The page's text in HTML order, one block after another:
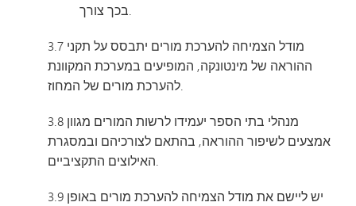
בכך צורך.
3.7 מודל הצמיחה להערכת מורים יתבסס על תקני
ההוראה של מינטונקה, המופיעים במערכת המקוונת
להערכת מורים של המחוז.
3.8 מנהלי בתי הספר יעמידו לרשות המורים מגוון
אמצעים לשיפור ההוראה, בהתאם לצורכיהם ובמסגרת
האילוצים התקציביים.
3.9 יש ליישם את מודל הצמיחה להערכת מורים באופן